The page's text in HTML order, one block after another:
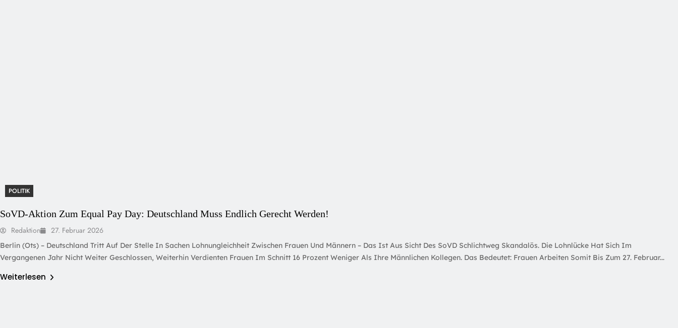
POLITIK
SoVD-Aktion Zum Equal Pay Day: Deutschland Muss Endlich Gerecht Werden!
Redaktion 27. Februar 2026
Berlin (ots) – Deutschland Tritt Auf Der Stelle In Sachen Lohnungleichheit Zwischen Frauen Und Männern – Das Ist Aus Sicht Des SoVD Schlichtweg Skandalös. Die Lohnlücke Hat Sich Im
Vergangenen Jahr Nicht Weiter Geschlossen, Weiterhin Verdienten Frauen Im Schnitt 16 Prozent Weniger Als Ihre Männlichen Kollegen. Das Bedeutet: Frauen Arbeiten Somit Bis Zum 27. Februar...
Weiterlesen